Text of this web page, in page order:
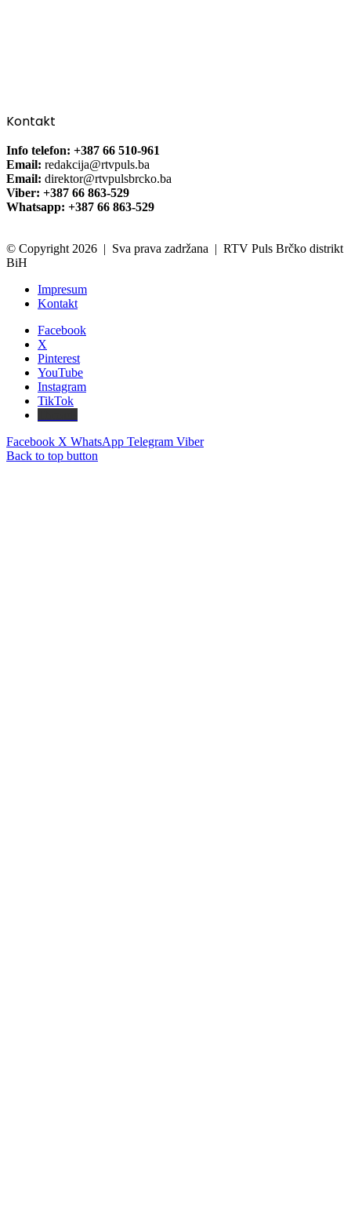
Kontakt
Info telefon: +387 66 510-961
Email: redakcija@rtvpuls.ba
Email: direktor@rtvpulsbrcko.ba
Viber: +387 66 863-529
Whatsapp: +387 66 863-529
© Copyright 2026 | Sva prava zadržana | RTV Puls Brčko distrikt
BiH
Impresum
Kontakt
Facebook
X
Pinterest
YouTube
Instagram
TikTok
Facebook X WhatsApp Telegram Viber
Back to top button